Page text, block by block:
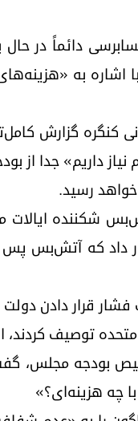
دائماً در حال
است.» - با
گزارش
داریم» جدا از
رسید.
ایالات
داد که آتش‌بس پس
قرار دادن
توصیف کردند،
بودجه مجلس،
چه هزینه‌ای؟»